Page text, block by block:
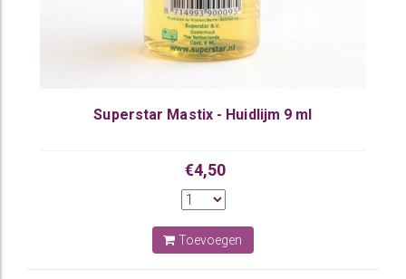
Superstar Mastix - Huidlijm 9 ml
€4,50
Toevoegen